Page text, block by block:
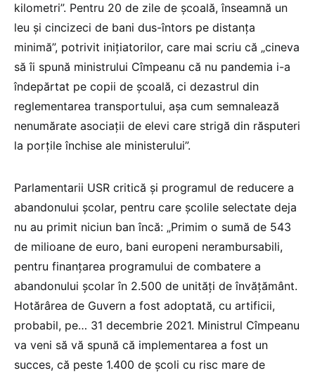
kilometri”. Pentru 20 de zile de şcoală, înseamnă un
leu şi cincizeci de bani dus-întors pe distanța
minimă”, potrivit inițiatorilor, care mai scriu că „cineva
să îi spună ministrului Cîmpeanu că nu pandemia i-a
îndepărtat pe copii de școală, ci dezastrul din
reglementarea transportului, așa cum semnalează
nenumărate asociații de elevi care strigă din răsputeri
la porțile închise ale ministerului”.
Parlamentarii USR critică și programul de reducere a
abandonului școlar, pentru care școlile selectate deja
nu au primit niciun ban încă: „Primim o sumă de 543
de milioane de euro, bani europeni nerambursabili,
pentru finanțarea programului de combatere a
abandonului şcolar în 2.500 de unităţi de învăţământ.
Hotărârea de Guvern a fost adoptată, cu artificii,
probabil, pe… 31 decembrie 2021. Ministrul Cîmpeanu
va veni să vă spună că implementarea a fost un
succes, că peste 1.400 de școli cu risc mare de